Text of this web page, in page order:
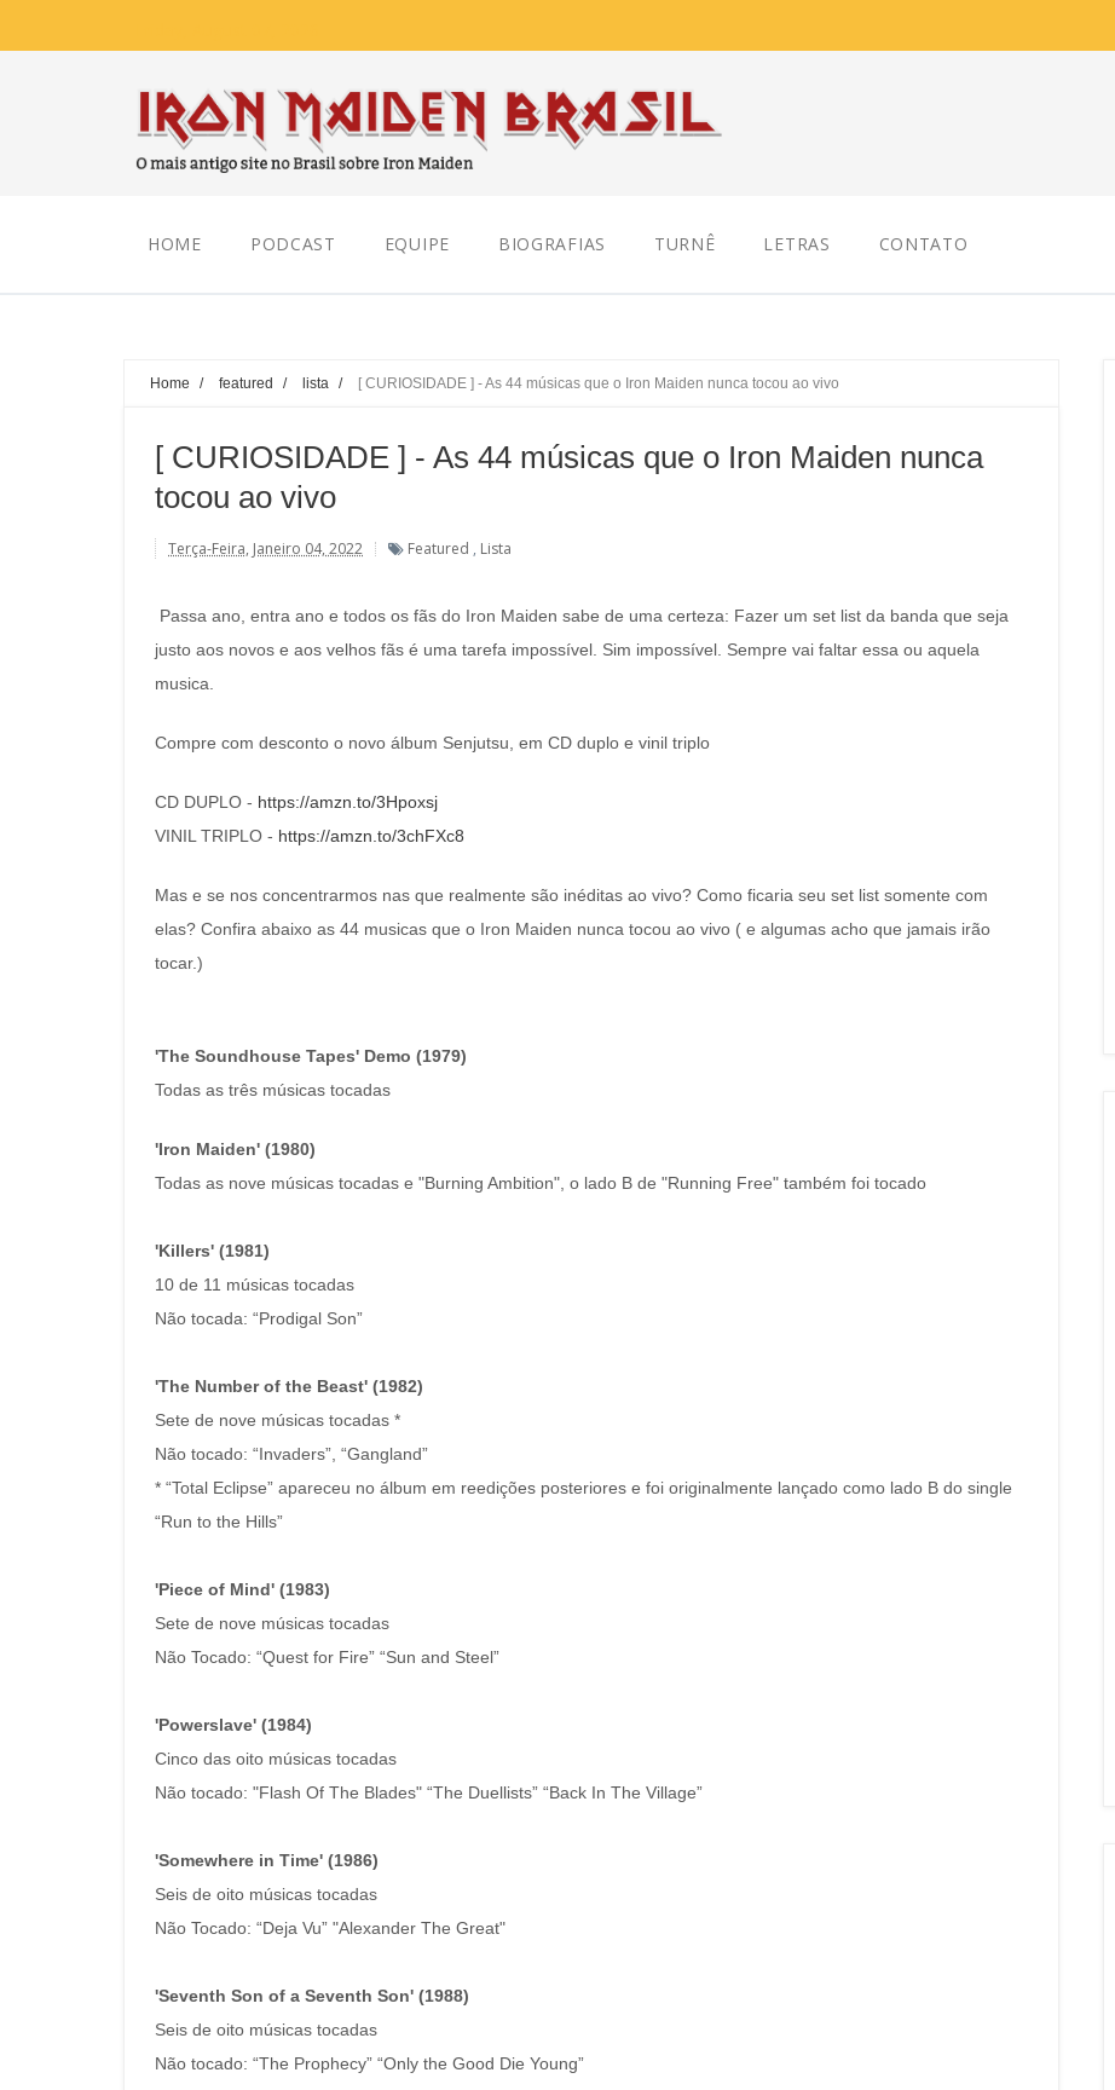
HOME PODCAST EQUIPE BIOGRAFIAS TURNÊ LETRAS CONTATO
Home / featured / lista / [ CURIOSIDADE ] - As 44 músicas que o Iron Maiden nunca tocou ao vivo
[ CURIOSIDADE ] - As 44 músicas que o Iron Maiden nunca
tocou ao vivo
Terça-Feira, Janeiro 04, 2022 Featured , Lista
Passa ano, entra ano e todos os fãs do Iron Maiden sabe de uma certeza: Fazer um set list da banda que seja
justo aos novos e aos velhos fãs é uma tarefa impossível. Sim impossível. Sempre vai faltar essa ou aquela
musica.
Compre com desconto o novo álbum Senjutsu, em CD duplo e vinil triplo
CD DUPLO - https://amzn.to/3Hpoxsj
VINIL TRIPLO - https://amzn.to/3chFXc8
Mas e se nos concentrarmos nas que realmente são inéditas ao vivo? Como ficaria seu set list somente com
elas? Confira abaixo as 44 musicas que o Iron Maiden nunca tocou ao vivo ( e algumas acho que jamais irão
tocar.)
'The Soundhouse Tapes' Demo (1979)
Todas as três músicas tocadas
'Iron Maiden' (1980)
Todas as nove músicas tocadas e "Burning Ambition", o lado B de "Running Free" também foi tocado
'Killers' (1981)
10 de 11 músicas tocadas
Não tocada: “Prodigal Son”
'The Number of the Beast' (1982)
Sete de nove músicas tocadas *
Não tocado: “Invaders”, “Gangland”
* “Total Eclipse” apareceu no álbum em reedições posteriores e foi originalmente lançado como lado B do single
“Run to the Hills”
'Piece of Mind' (1983)
Sete de nove músicas tocadas
Não Tocado: “Quest for Fire” “Sun and Steel”
'Powerslave' (1984)
Cinco das oito músicas tocadas
Não tocado: "Flash Of The Blades" “The Duellists” “Back In The Village”
'Somewhere in Time' (1986)
Seis de oito músicas tocadas
Não Tocado: “Deja Vu” "Alexander The Great"
'Seventh Son of a Seventh Son' (1988)
Seis de oito músicas tocadas
Não tocado: “The Prophecy” “Only the Good Die Young”